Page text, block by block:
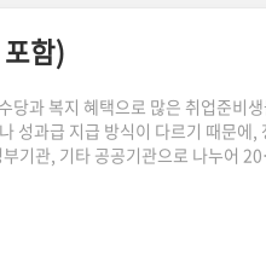
함)
당과 복지 혜택으로 많은 취업준비
성과급 지급 방식이 다르기 때문에,
기관, 기타 공공기관으로 나누어
부분 성과급이 높고 정규직 비율이 높
만 원한국도로공사3,900만 원